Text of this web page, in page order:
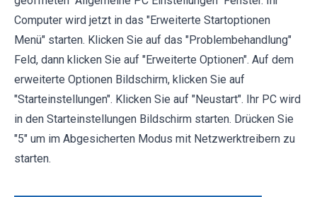
Computer wird jetzt in das "Erweiterte Startoptionen
Menü" starten. Klicken Sie auf das "Problembehandlung"
Feld, dann klicken Sie auf "Erweiterte Optionen". Auf dem
erweiterte Optionen Bildschirm, klicken Sie auf
"Starteinstellungen". Klicken Sie auf "Neustart". Ihr PC wird
in den Starteinstellungen Bildschirm starten. Drücken Sie
"5" um im Abgesicherten Modus mit Netzwerktreibern zu
starten.